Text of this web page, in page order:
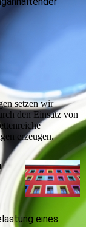
setzen wir
den Einsatz von
erzeugen.
eines